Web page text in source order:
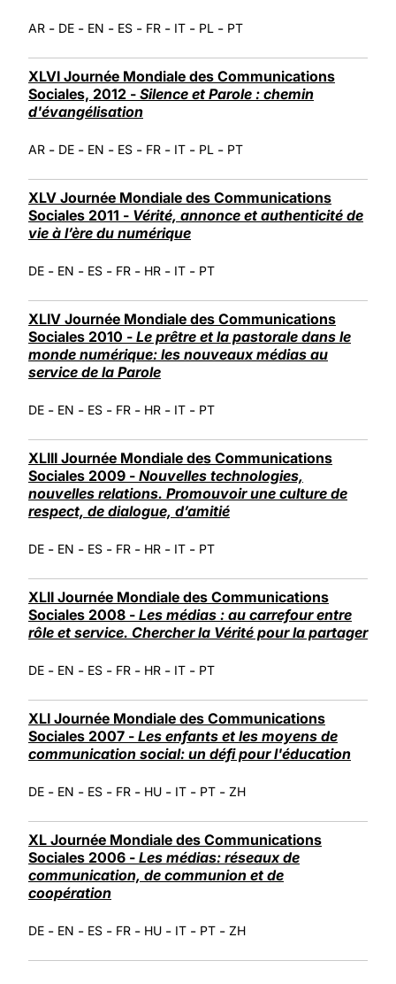
AR - DE - EN - ES - FR - IT - PL - PT
XLVI Journée Mondiale des Communications
Sociales, 2012 - Silence et Parole : chemin
d'évangélisation
AR - DE - EN - ES - FR - IT - PL - PT
XLV Journée Mondiale des Communications
Sociales 2011 - Vérité, annonce et authenticité de
vie à l’ère du numérique
DE - EN - ES - FR - HR - IT - PT
XLIV Journée Mondiale des Communications
Sociales 2010 - Le prêtre et la pastorale dans le
monde numérique: les nouveaux médias au
service de la Parole
DE - EN - ES - FR - HR - IT - PT
XLIII Journée Mondiale des Communications
Sociales 2009 - Nouvelles technologies,
nouvelles relations. Promouvoir une culture de
respect, de dialogue, d’amitié
DE - EN - ES - FR - HR - IT - PT
XLII Journée Mondiale des Communications
Sociales 2008 - Les médias : au carrefour entre
rôle et service. Chercher la Vérité pour la partager
DE - EN - ES - FR - HR - IT - PT
XLI Journée Mondiale des Communications
Sociales 2007 - Les enfants et les moyens de
communication social: un défi pour l'éducation
DE - EN - ES - FR - HU - IT - PT - ZH
XL Journée Mondiale des Communications
Sociales 2006 - Les médias: réseaux de
communication, de communion et de
coopération
DE - EN - ES - FR - HU - IT - PT - ZH